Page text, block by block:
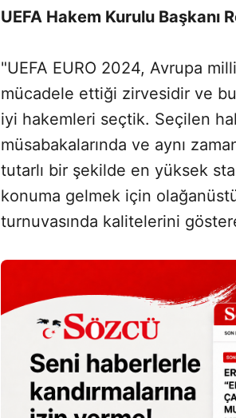
UEFA Hakem Kurulu Başkanı
"UEFA EURO 2024, Avrupa
mücadele ettiği zirvesidir ve
iyi hakemleri seçtik. Seçilen
müsabakalarında ve aynı
tutarlı bir şekilde en yüksek
konuma gelmek için
turnuvasında kalitelerini